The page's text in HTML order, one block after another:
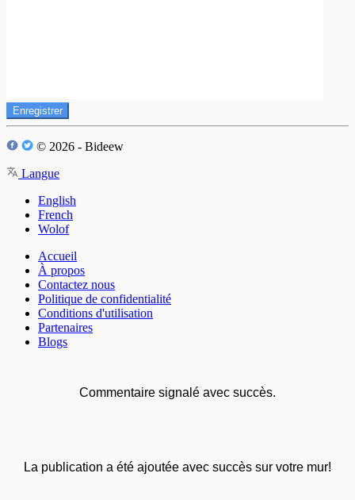
Enregistrer
© 2026 - Bideew
Langue
English
French
Wolof
Accueil
À propos
Contactez nous
Politique de confidentialité
Conditions d'utilisation
Partenaires
Blogs
Commentaire signalé avec succès.
La publication a été ajoutée avec succès sur votre mur!